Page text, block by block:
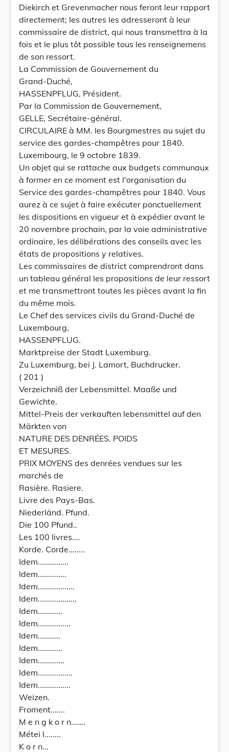
Diekirch et Grevenmacher nous feront leur rapport
directement; les autres les adresseront à leur
commissaire de district, qui nous transmettra à la
fois et le plus tôt possible tous les renseignemens
de son ressort.
La Commission de Gouvernement du
Grand-Duché,
HASSENPFLUG, Président.
Par la Commission de Gouvernement,
GELLE, Secrétaire-général.
CIRCULAIRE à MM. les Bourgmestres au sujet du
service des gardes-champêtres pour 1840.
Luxembourg, le 9 octobre 1839.
Un objet qui se rattache aux budgets communaux
à former en ce moment est l'organisation du
Service des gardes-champêtres pour 1840. Vous
aurez à ce sujet à faire exécuter ponctuellement
les dispositions en vigueur et à expédier avant le
20 novembre prochain, par la voie administrative
ordinaire, les délibérations des conseils avec les
états de propositions y relatives.
Les commissaires de district comprendront dans
un tableau général les propositions de leur ressort
et me transmettront toutes les pièces avant la fin
du même mois.
Le Chef des services civils du Grand-Duché de
Luxembourg,
HASSENPFLUG.
Marktpreise der Stadt Luxemburg.
Zu Luxemburg, bei J. Lamort, Buchdrucker.
( 201 )
Verzeichniß der Lebensmittel. Maaße und
Gewichte.
Mittel-Preis der verkauften lebensmittel auf den
Märkten von
NATURE DES DENRÉES. POIDS
ET MESURES.
PRIX MOYENS des denrées vendues sur les
marchés de
Rasière. Rasiere.
Livre des Pays-Bas.
Niederländ. Pfund.
Die 100 Pfund..
Les 100 livres....
Korde. Corde........
Idem...............
Idem..............
Idem..................
Idem...................
Idem............
Idem................
Idem...........
Idem............
Idem.............
Idem.................
Idem................
Weizen.
Froment.......
M e n g k o r n.......
Métei l........
K o r n...